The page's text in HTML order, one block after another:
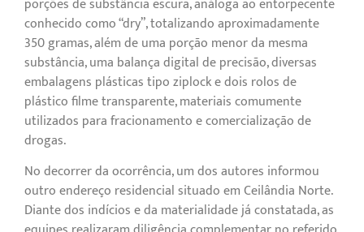
porções de substância escura, análoga ao entorpecente
conhecido como “dry”, totalizando aproximadamente
350 gramas, além de uma porção menor da mesma
substância, uma balança digital de precisão, diversas
embalagens plásticas tipo ziplock e dois rolos de
plástico filme transparente, materiais comumente
utilizados para fracionamento e comercialização de
drogas.
No decorrer da ocorrência, um dos autores informou
outro endereço residencial situado em Ceilândia Norte.
Diante dos indícios e da materialidade já constatada, as